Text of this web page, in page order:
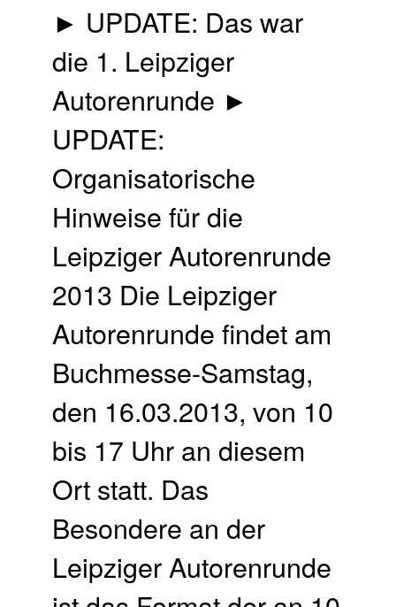
► UPDATE: Das war
die 1. Leipziger
Autorenrunde ►
UPDATE:
Organisatorische
Hinweise für die
Leipziger Autorenrunde
2013 Die Leipziger
Autorenrunde findet am
Buchmesse-Samstag,
den 16.03.2013, von 10
bis 17 Uhr an diesem
Ort statt. Das
Besondere an der
Leipziger Autorenrunde